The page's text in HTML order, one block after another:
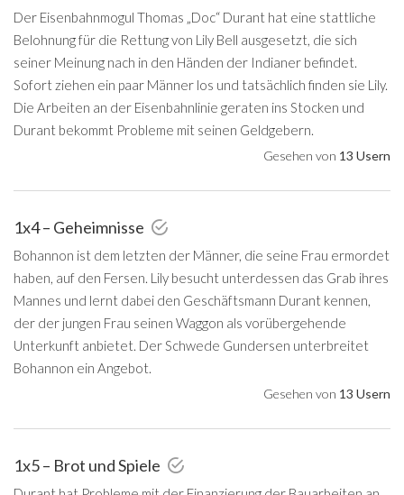
Der Eisenbahnmogul Thomas „Doc“ Durant hat eine stattliche
Belohnung für die Rettung von Lily Bell ausgesetzt, die sich
seiner Meinung nach in den Händen der Indianer befindet.
Sofort ziehen ein paar Männer los und tatsächlich finden sie Lily.
Die Arbeiten an der Eisenbahnlinie geraten ins Stocken und
Durant bekommt Probleme mit seinen Geldgebern.
Gesehen von 13 Usern
1x4 – Geheimnisse
Bohannon ist dem letzten der Männer, die seine Frau ermordet
haben, auf den Fersen. Lily besucht unterdessen das Grab ihres
Mannes und lernt dabei den Geschäftsmann Durant kennen,
der der jungen Frau seinen Waggon als vorübergehende
Unterkunft anbietet. Der Schwede Gundersen unterbreitet
Bohannon ein Angebot.
Gesehen von 13 Usern
1x5 – Brot und Spiele